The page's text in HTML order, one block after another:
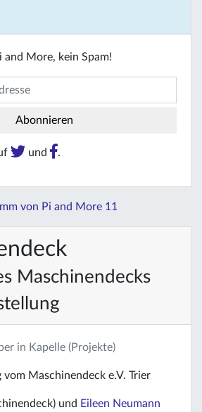
and More, kein Spam!
und .
von Pi and More 11
Maschinendecks
in Kapelle (Projekte)
Maschinendeck e.V. Trier
und Eileen Neumann